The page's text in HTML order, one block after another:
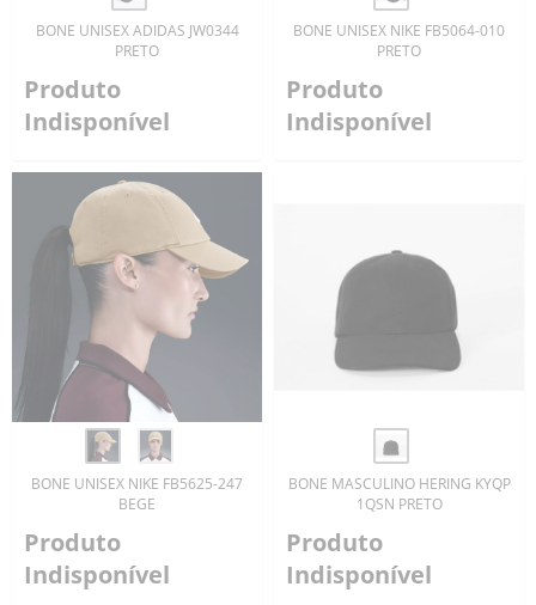
BONE UNISEX ADIDAS JW0344
PRETO
Produto
Indisponível
BONE UNISEX NIKE FB5064-010
PRETO
Produto
Indisponível
BONE UNISEX NIKE FB5625-247
BEGE
Produto
Indisponível
BONE MASCULINO HERING KYQP
1QSN PRETO
Produto
Indisponível